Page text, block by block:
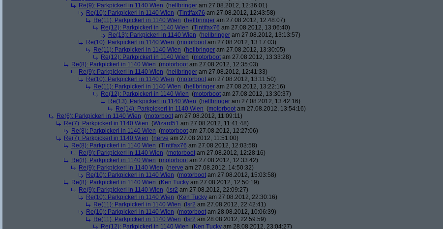
Re(9): Parkpickerl in 1140 Wien (hellbringer am 27.08.2012, 12:36:01)
Re(10): Parkpickerl in 1140 Wien (Tintifax76 am 27.08.2012, 12:43:58)
Re(11): Parkpickerl in 1140 Wien (hellbringer am 27.08.2012, 12:48:07)
Re(12): Parkpickerl in 1140 Wien (Tintifax76 am 27.08.2012, 13:06:40)
Re(13): Parkpickerl in 1140 Wien (hellbringer am 27.08.2012, 13:13:57)
Re(10): Parkpickerl in 1140 Wien (motorboot am 27.08.2012, 13:17:03)
Re(11): Parkpickerl in 1140 Wien (hellbringer am 27.08.2012, 13:30:05)
Re(12): Parkpickerl in 1140 Wien (motorboot am 27.08.2012, 13:33:28)
Re(8): Parkpickerl in 1140 Wien (motorboot am 27.08.2012, 12:35:03)
Re(9): Parkpickerl in 1140 Wien (hellbringer am 27.08.2012, 12:41:33)
Re(10): Parkpickerl in 1140 Wien (motorboot am 27.08.2012, 13:11:50)
Re(11): Parkpickerl in 1140 Wien (hellbringer am 27.08.2012, 13:22:16)
Re(12): Parkpickerl in 1140 Wien (motorboot am 27.08.2012, 13:30:37)
Re(13): Parkpickerl in 1140 Wien (hellbringer am 27.08.2012, 13:42:16)
Re(14): Parkpickerl in 1140 Wien (motorboot am 27.08.2012, 13:54:16)
Re(6): Parkpickerl in 1140 Wien (motorboot am 27.08.2012, 11:09:11)
Re(7): Parkpickerl in 1140 Wien (Wizard51 am 27.08.2012, 11:41:48)
Re(8): Parkpickerl in 1140 Wien (motorboot am 27.08.2012, 12:27:06)
Re(7): Parkpickerl in 1140 Wien (nerve am 27.08.2012, 11:51:00)
Re(8): Parkpickerl in 1140 Wien (Tintifax76 am 27.08.2012, 12:03:58)
Re(9): Parkpickerl in 1140 Wien (motorboot am 27.08.2012, 12:28:16)
Re(8): Parkpickerl in 1140 Wien (motorboot am 27.08.2012, 12:33:42)
Re(9): Parkpickerl in 1140 Wien (nerve am 27.08.2012, 14:50:32)
Re(10): Parkpickerl in 1140 Wien (motorboot am 27.08.2012, 15:03:58)
Re(8): Parkpickerl in 1140 Wien (Ken Tucky am 27.08.2012, 12:50:19)
Re(9): Parkpickerl in 1140 Wien ( lsr2 am 27.08.2012, 22:09:27)
Re(10): Parkpickerl in 1140 Wien (Ken Tucky am 27.08.2012, 22:30:16)
Re(11): Parkpickerl in 1140 Wien ( lsr2 am 27.08.2012, 22:42:41)
Re(10): Parkpickerl in 1140 Wien (motorboot am 28.08.2012, 10:06:39)
Re(11): Parkpickerl in 1140 Wien ( lsr2 am 28.08.2012, 22:59:59)
Re(12): Parkpickerl in 1140 Wien (Ken Tucky am 28.08.2012, 23:04:27)